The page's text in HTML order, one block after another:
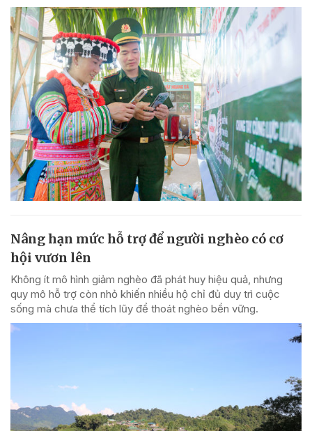
Nâng hạn mức hỗ trợ để người nghèo có cơ
hội vươn lên
Không ít mô hình giảm nghèo đã phát huy hiệu quả, nhưng
quy mô hỗ trợ còn nhỏ khiến nhiều hộ chỉ đủ duy trì cuộc
sống mà chưa thể tích lũy để thoát nghèo bền vững.